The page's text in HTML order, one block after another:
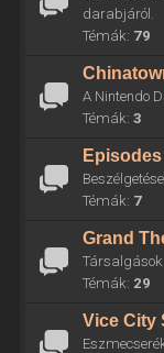
darabjáról.
Témák: 79
A Nintendo
Témák: 3
Témák: 7
Grand
Témák: 29
Vice City